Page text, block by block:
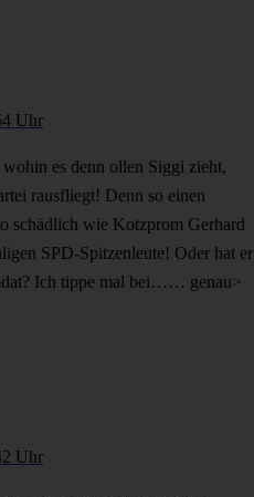
Uhr
es denn ollen Siggi zieht,
rausfliegt! Denn so einen
schädlich wie Kotzprom Gerhard
SPD-Spitzenleute! Oder hat er
Ich tippe mal bei…… genau>
Uhr